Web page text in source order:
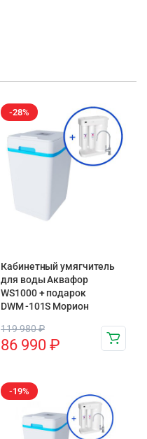
-28%
Кабинетный умягчитель
для воды Аквафор
WS1000 + подарок
DWM -101S Морион
119 980₽
86 990 ₽
-19%